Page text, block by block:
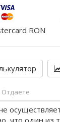
RON
Отдаете
что один из